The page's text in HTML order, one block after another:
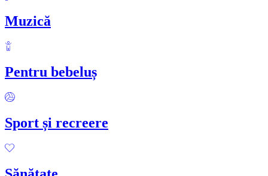
Muzică
Pentru bebeluș
Sport și recreere